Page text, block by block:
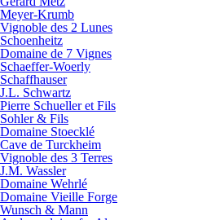
Meyer-Krumb
Vignoble des 2 Lunes
Schoenheitz
Domaine de 7 Vignes
Schaeffer-Woerly
Schaffhauser
J.L. Schwartz
Pierre Schueller et Fils
Sohler & Fils
Domaine Stoecklé
Cave de Turckheim
Vignoble des 3 Terres
J.M. Wassler
Domaine Wehrlé
Domaine Vieille Forge
Wunsch & Mann